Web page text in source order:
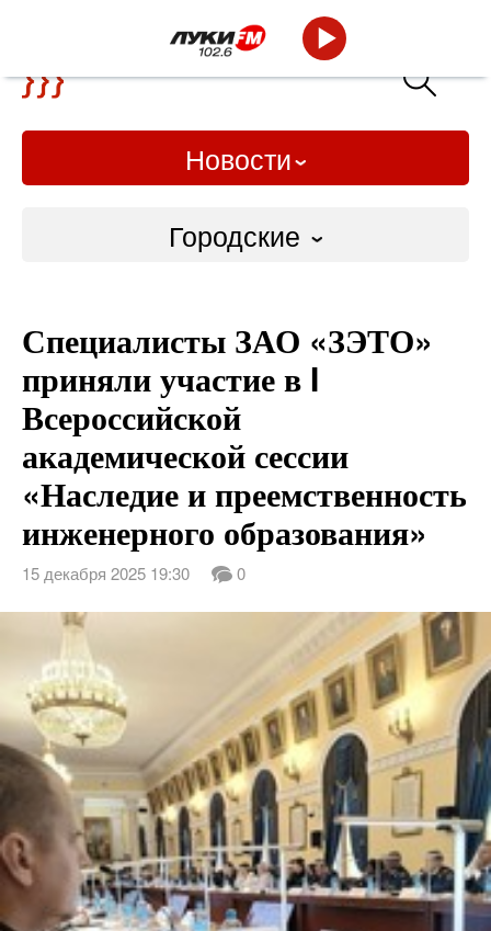
Новости
Городские
Слово Дело
Народные
ВТРК
Специалисты ЗАО «ЗЭТО»
приняли участие в I
Всероссийской
академической сессии
«Наследие и преемственность
инженерного образования»
15 декабря 2025 19:30 0